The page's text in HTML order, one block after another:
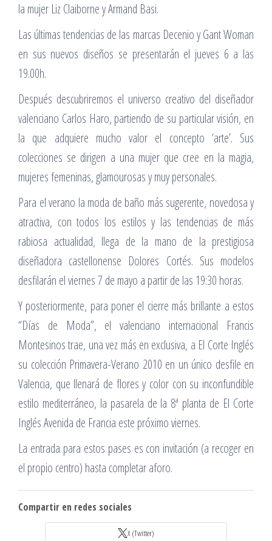
la mujer Liz Claiborne y Armand Basi.
Las últimas tendencias de las marcas Decenio y Gant Woman
en sus nuevos diseños se presentarán el jueves 6 a las
19.00h.
Después descubriremos el universo creativo del diseñador
valenciano Carlos Haro, partiendo de su particular visión, en
la que adquiere mucho valor el concepto ‘arte’. Sus
colecciones se dirigen a una mujer que cree en la magia,
mujeres femeninas, glamourosas y muy personales.
Para el verano la moda de baño más sugerente, novedosa y
atractiva, con todos los estilos y las tendencias de más
rabiosa actualidad, llega de la mano de la prestigiosa
diseñadora castellonense Dolores Cortés. Sus modelos
desfilarán el viernes 7 de mayo a partir de las 19:30 horas.
Y posteriormente, para poner el cierre más brillante a estos
“Días de Moda”, el valenciano internacional Francis
Montesinos trae, una vez más en exclusiva, a El Corte Inglés
su colección Primavera-Verano 2010 en un único desfile en
Valencia, que llenará de flores y color con su inconfundible
estilo mediterráneo, la pasarela de la 8ª planta de El Corte
Inglés Avenida de Francia este próximo viernes.
La entrada para estos pases es con invitación (a recoger en
el propio centro) hasta completar aforo.
Compartir en redes sociales
X (Twitter)